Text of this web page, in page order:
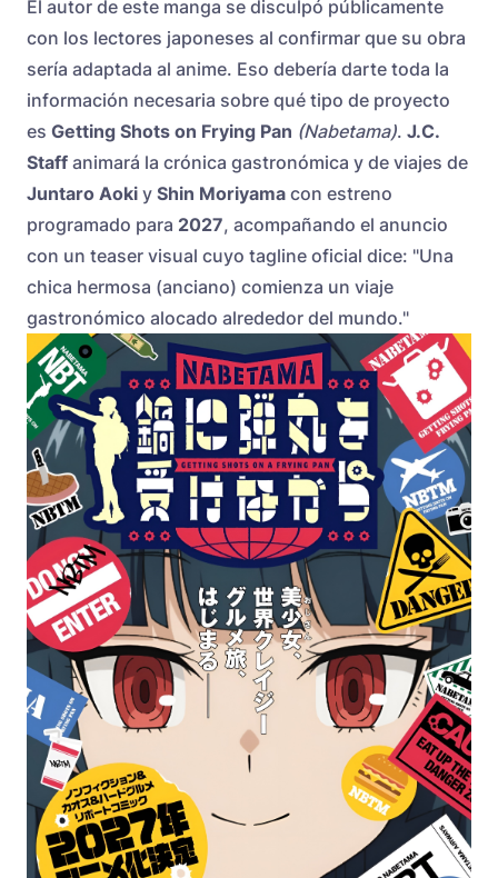
El autor de este manga se disculpó públicamente
con los lectores japoneses al confirmar que su obra
sería adaptada al anime. Eso debería darte toda la
información necesaria sobre qué tipo de proyecto
es Getting Shots on Frying Pan (Nabetama). J.C.
Staff animará la crónica gastronómica y de viajes de
Juntaro Aoki y Shin Moriyama con estreno
programado para 2027, acompañando el anuncio
con un teaser visual cuyo tagline oficial dice: "Una
chica hermosa (anciano) comienza un viaje
gastronómico alocado alrededor del mundo."